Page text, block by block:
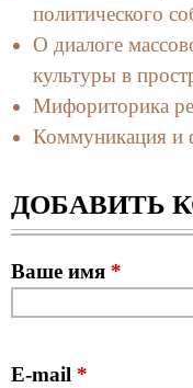
политического
О диалоге
культуры в
Мифориторика
Коммуникация и
ДОБАВИТЬ
Ваше имя *
E-mail *